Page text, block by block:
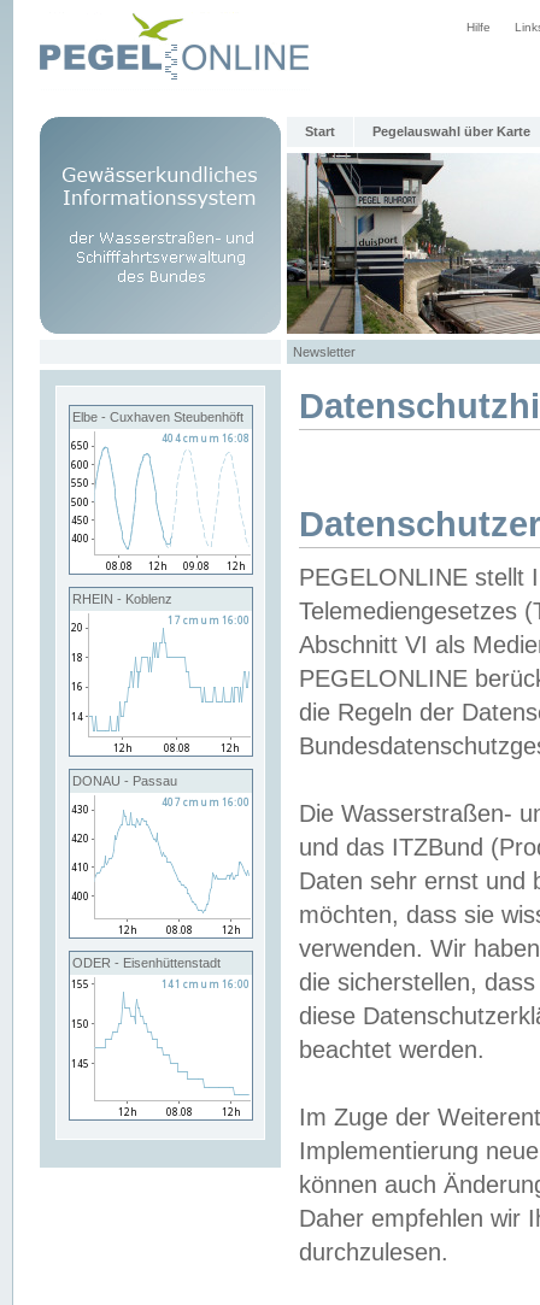
Hilfe
Start Pegelauswahl über Karte
Newsletter
Elbe - Cuxhaven Steubenhöft
RHEIN - Koblenz
DONAU - Passau
ODER - Eisenhüttenstadt
PEGELONLINE stellt
Telemediengesetzes
Abschnitt VI als
PEGELONLINE
die Regeln der
Die Wasserstraßen-
und das ITZBund
Daten sehr ernst und
möchten, dass sie
verwenden. Wir
die sicherstellen,
diese
beachtet werden.
Im Zuge der
Implementierung
können auch
Daher empfehlen wir
durchzulesen.